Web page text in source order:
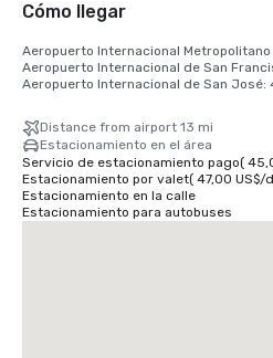
Cómo llegar
Aeropuerto Internacional Metropolitano
Aeropuerto Internacional de San
Aeropuerto Internacional de San José:
Distance from airport 13 mi
Estacionamiento en el área
Servicio de estacionamiento pago(
Estacionamiento por valet( 47,00 US$/
Estacionamiento en la calle
Estacionamiento para autobuses